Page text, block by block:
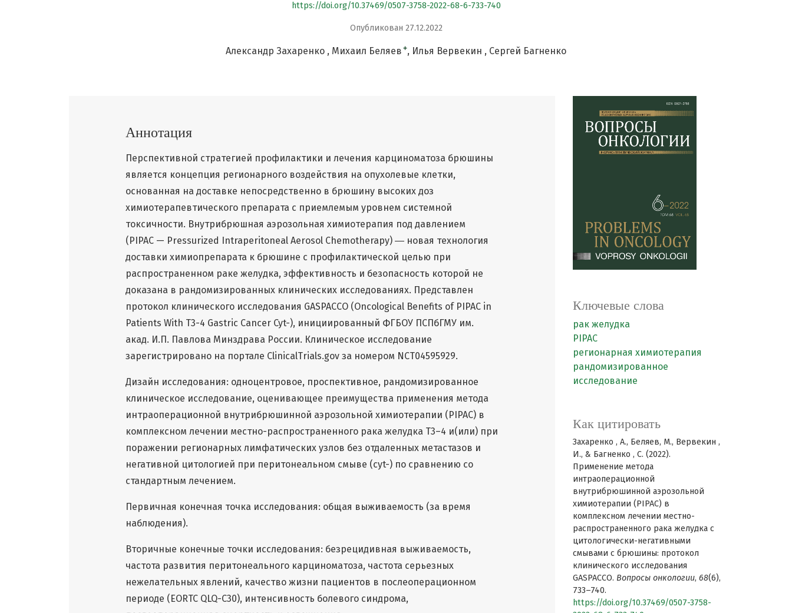
https://doi.org/10.37469/0507-3758-2022-68-6-733-740
Опубликован 27.12.2022
Александр Захаренко Михаил Беляев + Илья Вервекин Сергей Багненко
Ключевые слова
рак желудка
PIPAC
регионарная химиотерапия
рандомизированное
исследование
Как цитировать
Захаренко , А., Беляев, М., Вервекин ,
И., & Багненко , С. (2022).
Применение метода
интраоперационной
внутрибрюшинной аэрозольной
химиотерапии (PIPAC) в
комплексном лечении местно-
распространенного рака желудка с
цитологически-негативными
смывами с брюшины: протокол
клинического исследования
GASPACCO. Вопросы онкологии, 68(6),
733–740.
https://doi.org/10.37469/0507-3758-
Аннотация
Перспективной стратегией профилактики и лечения карциноматоза брюшины
является концепция регионарного воздействия на опухолевые клетки,
основанная на доставке непосредственно в брюшину высоких доз
химиотерапевтического препарата с приемлемым уровнем системной
токсичности. Внутрибрюшная аэрозольная химиотерапия под давлением
(PIPAC — Pressurized Intraperitoneal Aerosol Chemotherapy) ― новая технология
доставки химиопрепарата к брюшине с профилактической целью при
распространенном раке желудка, эффективность и безопасность которой не
доказана в рандомизированных клинических исследованиях. Представлен
протокол клинического исследования GASPACCO (Oncological Benefits of PIPAC in
Patients With T3-4 Gastric Cancer Cyt-), инициированный ФГБОУ ПСПбГМУ им.
акад. И.П. Павлова Минздрава России. Клиническое исследование
зарегистрировано на портале ClinicalTrials.gov за номером NCT04595929.
Дизайн исследования: одноцентровое, проспективное, рандомизированное
клиническое исследование, оценивающее преимущества применения метода
интраоперационной внутрибрюшинной аэрозольной химиотерапии (PIPAC) в
комплексном лечении местно-распространенного рака желудка T3–4 и(или) при
поражении регионарных лимфатических узлов без отдаленных метастазов и
негативной цитологией при перитонеальном смыве (cyt-) по сравнению со
стандартным лечением.
Первичная конечная точка исследования: общая выживаемость (за время
наблюдения).
Вторичные конечные точки исследования: безрецидивная выживаемость,
частота развития перитонеального карциноматоза, частота серьезных
нежелательных явлений, качество жизни пациентов в послеоперационном
периоде (EORTC QLQ-C30), интенсивность болевого синдрома,